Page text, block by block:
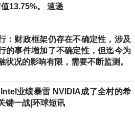
13.75%。 速递
：财政框架仍存在不确定性，涉及
的事件增加了不确定性，但迄今为
状况的影响有限，需要不断监测。
业绩暴雷 NVIDIA成了全村的希
键一战|环球短讯